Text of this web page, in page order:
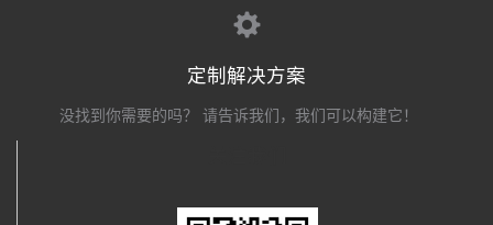
定制解决方案
没找到你需要的吗？ 请告诉我们，我们可以构建它！